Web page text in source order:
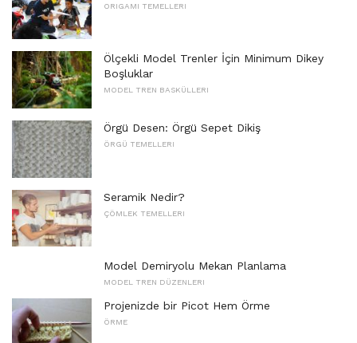
ORIGAMI TEMELLERI
Ölçekli Model Trenler İçin Minimum Dikey
Boşluklar
MODEL TREN BASKÜLLERI
Örgü Desen: Örgü Sepet Dikiş
ÖRGÜ TEMELLERI
Seramik Nedir?
ÇÖMLEK TEMELLERI
Model Demiryolu Mekan Planlama
MODEL TREN DÜZENLERI
Projenizde bir Picot Hem Örme
ÖRME